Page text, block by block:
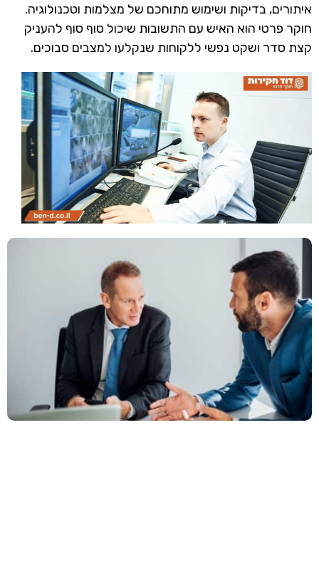
איתורים, בדיקות ושימוש מתוחכם של מצלמות וטכנולוגיה.
חוקר פרטי הוא האיש עם התשובות שיכול סוף סוף להעניק
קצת סדר ושקט נפשי ללקוחות שנקלעו למצבים סבוכים.